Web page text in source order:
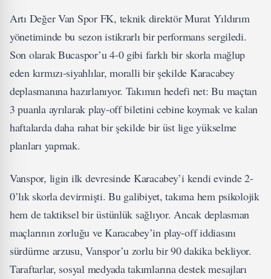
Artı Değer Van Spor FK, teknik direktör Murat Yıldırım
yönetiminde bu sezon istikrarlı bir performans sergiledi.
Son olarak Bucaspor’u 4-0 gibi farklı bir skorla mağlup
eden kırmızı-siyahlılar, moralli bir şekilde Karacabey
deplasmanına hazırlanıyor. Takımın hedefi net: Bu maçtan
3 puanla ayrılarak play-off biletini cebine koymak ve kalan
haftalarda daha rahat bir şekilde bir üst lige yükselme
planları yapmak.
Vanspor, ligin ilk devresinde Karacabey’i kendi evinde 2-
0’lık skorla devirmişti. Bu galibiyet, takıma hem psikolojik
hem de taktiksel bir üstünlük sağlıyor. Ancak deplasman
maçlarının zorluğu ve Karacabey’in play-off iddiasını
sürdürme arzusu, Vanspor’u zorlu bir 90 dakika bekliyor.
Taraftarlar, sosyal medyada takımlarına destek mesajları